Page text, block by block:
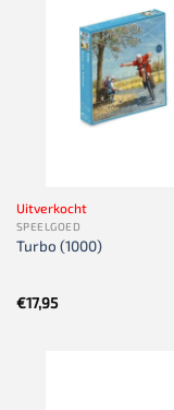
Uitverkocht
SPEELGOED
Turbo (1000)
€17,95